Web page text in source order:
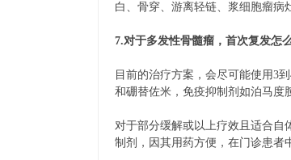
白、骨穿、游离轻链、浆细胞瘤病
7.对于多发性骨髓瘤，首次复发怎
目前的治疗方案，会尽可能使用3
和硼替佐米，免疫抑制剂如泊马度
对于部分缓解或以上疗效且适合自
制剂，因其用药方便，在门诊患者